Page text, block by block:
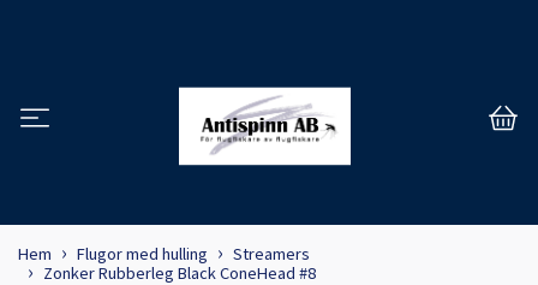
Hem Flugor med hulling
Streamers
Zonker Rubberleg Black ConeHead #8